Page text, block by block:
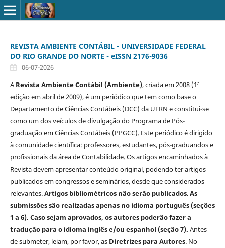
REVISTA AMBIENTE CONTÁBIL - UNIVERSIDADE FEDERAL
DO RIO GRANDE DO NORTE - eISSN 2176-9036
06-07-2026
ARevista Ambiente Contábil (Ambiente), criada em 2008 (1ª
edição em abril de 2009), é um periódico que tem como base o
Departamento de Ciências Contábeis (DCC) da UFRN e constitui-se
como um dos veículos de divulgação do Programa de Pós-
graduação em Ciências Contábeis (PPGCC). Este periódico é dirigido
à comunidade científica: professores, estudantes, pós-graduandos e
profissionais da área de Contabilidade. Os artigos encaminhados à
Revista devem apresentar conteúdo original, podendo ter artigos
publicados em congressos e seminários, desde que considerados
relevantes.Artigos bibliométricos não serão publicados.As
submissões são realizadas apenas no idioma português (seções
1 a 6). Caso sejam aprovados, os autores poderão fazer a
tradução para o idioma inglês e/ou espanhol (seção 7). Antes
de submeter, leiam, por favor, as Diretrizes para Autores. No